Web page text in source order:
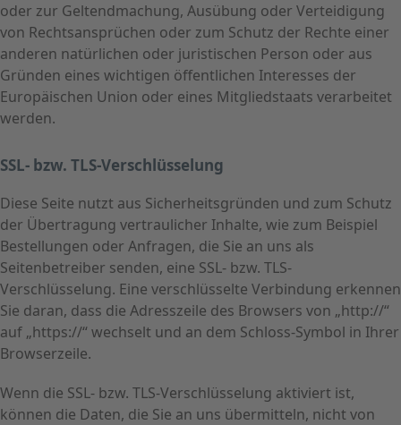
oder zur Geltendmachung, Ausübung oder Verteidigung
von Rechtsansprüchen oder zum Schutz der Rechte einer
anderen natürlichen oder juristischen Person oder aus
Gründen eines wichtigen öffentlichen Interesses der
Europäischen Union oder eines Mitgliedstaats verarbeitet
werden.
SSL- bzw. TLS-Verschlüsselung
Diese Seite nutzt aus Sicherheitsgründen und zum Schutz
der Übertragung vertraulicher Inhalte, wie zum Beispiel
Bestellungen oder Anfragen, die Sie an uns als
Seitenbetreiber senden, eine SSL- bzw. TLS-
Verschlüsselung. Eine verschlüsselte Verbindung erkennen
Sie daran, dass die Adresszeile des Browsers von „http://“
auf „https://“ wechselt und an dem Schloss-Symbol in Ihrer
Browserzeile.
Wenn die SSL- bzw. TLS-Verschlüsselung aktiviert ist,
können die Daten, die Sie an uns übermitteln, nicht von